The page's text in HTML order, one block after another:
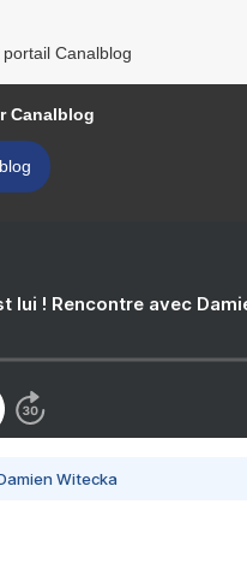
Canalblog
Canalblog
lui ! Rencontre avec
Witecka